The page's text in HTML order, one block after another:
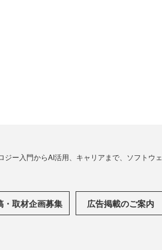
ー入門からAI活用、キャリアまで、ソフトウェ
・取材企画募集 広告掲載のご案内